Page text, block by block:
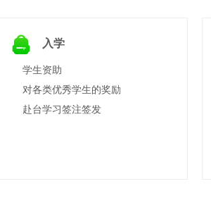
入学
学生资助
对各类优秀学生的奖励
赴台学习签注签发